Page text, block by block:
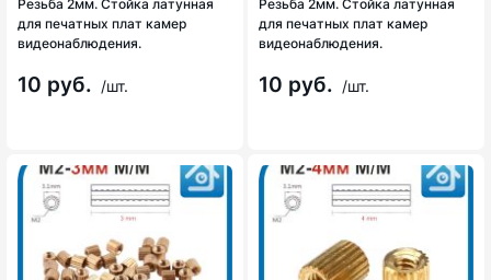
Резьба 2мм. Стойка латунная
для печатных плат камер
видеонаблюдения.
10 руб. /шт.
Резьба 2мм. Стойка латунная
для печатных плат камер
видеонаблюдения.
10 руб. /шт.